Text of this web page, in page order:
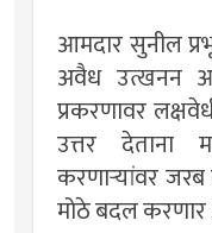
आमदार सुनील
अवैध उत्खनन
प्रकरणावर
उत्तर देताना
करणाऱ्यांवर
मोठे बदल